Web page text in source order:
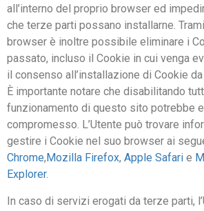
all’interno del proprio browser ed
che terze parti possano installarne.
browser è inoltre possibile eliminare i
passato, incluso il Cookie in cui venga
il consenso all’installazione di Cookie
È importante notare che disabilitando
funzionamento di questo sito potrebbe
compromesso. L’Utente può trovare
gestire i Cookie nel suo browser ai
Chrome, Mozilla Firefox, Apple Safari e
Explorer.
In caso di servizi erogati da terze parti,